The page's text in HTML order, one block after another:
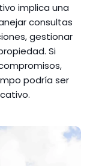
implica una
consultas
gestionar
Si
podría ser